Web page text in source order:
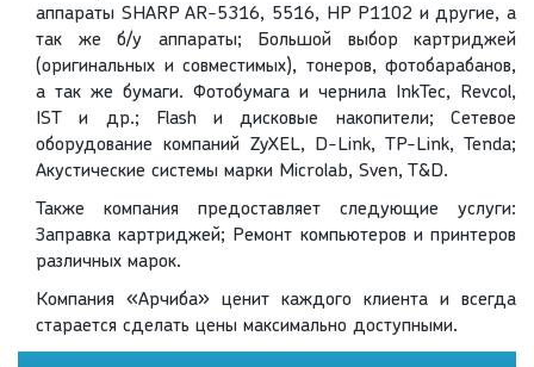
аппараты SHARP AR-5316, 5516, HP P1102 и другие, а
так же б/у аппараты; Большой выбор картриджей
(оригинальных и совместимых), тонеров, фотобарабанов,
а так же бумаги. Фотобумага и чернила InkTec, Revcol,
IST и др.; Flash и дисковые накопители; Сетевое
оборудование компаний ZyXEL, D-Link, TP-Link, Tenda;
Акустические системы марки Microlab, Sven, T&D.
Также компания предоставляет следующие услуги:
Заправка картриджей; Ремонт компьютеров и принтеров
различных марок.
Компания «Арчиба» ценит каждого клиента и всегда
старается сделать цены максимально доступными.